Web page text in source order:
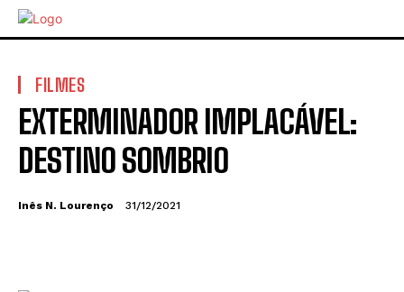
FILMES
EXTERMINADOR IMPLACÁVEL:
DESTINO SOMBRIO
Inês N. Lourenço 31/12/2021